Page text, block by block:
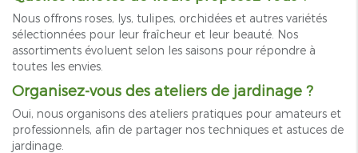
Nous offrons roses, lys, tulipes, orchidées et autres variétés
sélectionnées pour leur fraîcheur et leur beauté. Nos
assortiments évoluent selon les saisons pour répondre à
toutes les envies.
Organisez-vous des ateliers de jardinage ?
Oui, nous organisons des ateliers pratiques pour amateurs et
professionnels, afin de partager nos techniques et astuces de
jardinage.